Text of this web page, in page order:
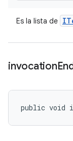
Es la lista de
invocation
public void